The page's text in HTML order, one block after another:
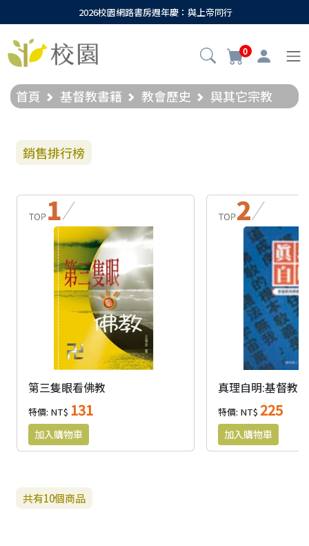
2026校園網路書房週年慶：與上帝同行
0
首頁 基督教書籍 教會歷史 與其它宗教
銷售排行榜
第三隻眼看佛教
特價: NT$ 131
真理自明:基督教
特價: NT$225
共有10個商品